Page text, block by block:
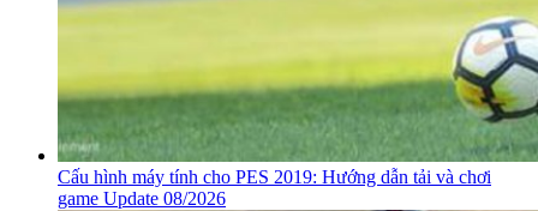
Cấu hình máy tính cho PES 2019: Hướng dẫn tải và chơi
game Update 08/2026